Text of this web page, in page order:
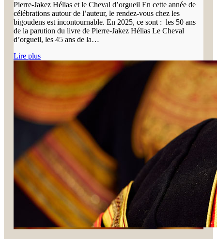
Pierre-Jakez Hélias et le Cheval d’orgueil En cette année de
célébrations autour de l’auteur, le rendez-vous chez les
bigoudens est incontournable. En 2025, ce sont : les 50 ans
de la parution du livre de Pierre-Jakez Hélias Le Cheval
d’orgueil, les 45 ans de la…
Lire plus